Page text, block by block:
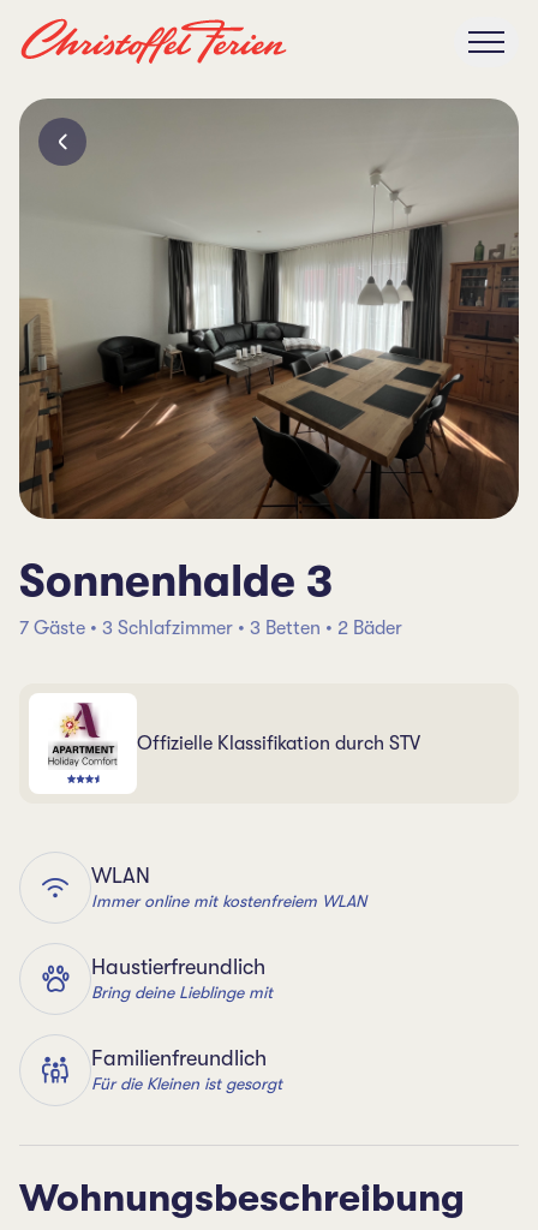
Sonnenhalde 3
7 Gäste • 3 Schlafzimmer • 3 Betten • 2 Bäder
Offizielle Klassifikation durch STV
WLAN
Immer online mit kostenfreiem WLAN
Haustierfreundlich
Bring deine Lieblinge mit
Familienfreundlich
Für die Kleinen ist gesorgt
Wohnungsbeschreibung